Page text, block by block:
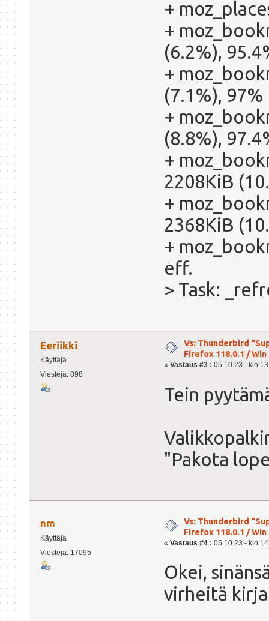
+
+
(6.2%),
+
(7.1%),
+
(8.8%),
+
2208KiB
+
2368KiB
+
eff.
> Task:
Eeriikki
Käyttäjä
Viestejä: 898
Vs: Thunderbird
Firefox 118.0.1 / Win
« Vastaus #3 : 05.10.23 -
Tein
"Pakota
nm
Käyttäjä
Viestejä: 17095
Vs: Thunderbird
Firefox 118.0.1 / Win
« Vastaus #4 : 05.10.23 -
Okei,
virheitä